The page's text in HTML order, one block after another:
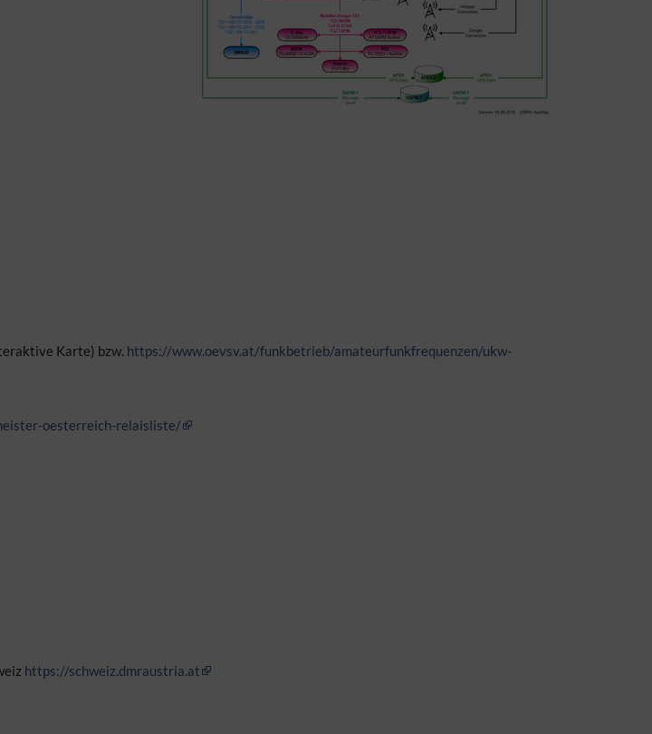
Karte) bzw. https://www.oevsv.at/funkbetrieb/amateurfunkfrequenzen/ukw-
oesterreich-relaisliste/
https://schweiz.dmraustria.at